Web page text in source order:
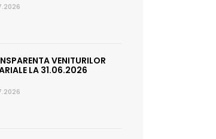
VENITURILOR
LA 31.06.2026